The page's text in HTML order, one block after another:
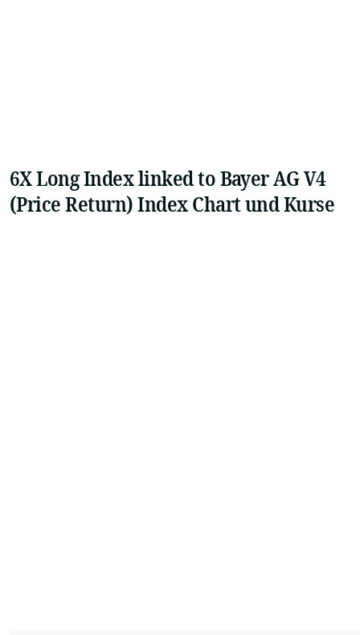
6X Long Index linked to Bayer AG V4
(Price Return) Index Chart und Kurse